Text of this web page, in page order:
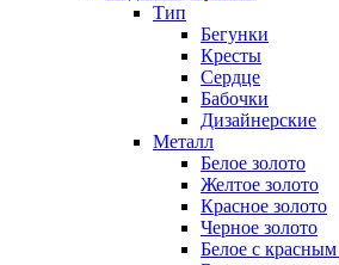
Тип
Бегунки
Кресты
Сердце
Бабочки
Дизайнерские
Металл
Белое золото
Желтое золото
Красное золото
Черное золото
Белое с красным